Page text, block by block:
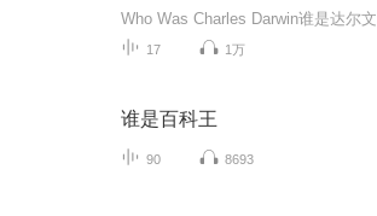
Who Was Charles Darwin谁是达尔文
17 1万
谁是百科王
90 8693